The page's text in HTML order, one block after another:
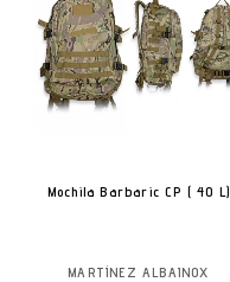
Mochila Barbaric CP ( 40 L)
MARTÍNEZ ALBAINOX